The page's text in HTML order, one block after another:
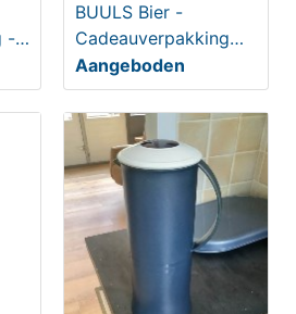
-
BUULS Bier -
Cadeauverpakking
Bosduvel 75cl
Aangeboden